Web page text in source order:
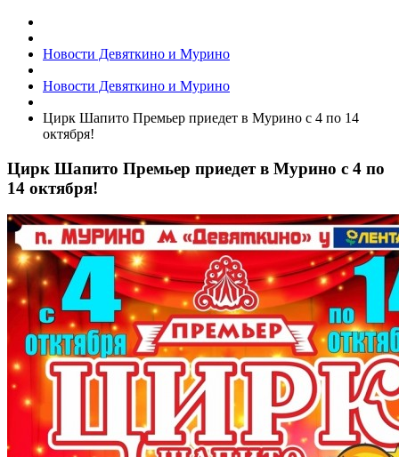
Новости Девяткино и Мурино
Новости Девяткино и Мурино
Цирк Шапито Премьер приедет в Мурино с 4 по 14
октября!
Цирк Шапито Премьер приедет в Мурино с 4 по
14 октября!